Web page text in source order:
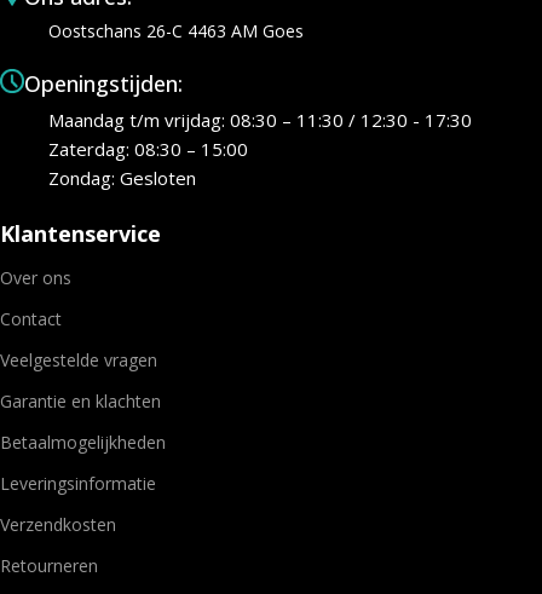
Oostschans 26-C 4463 AM Goes
Openingstijden:
Maandag t/m vrijdag: 08:30 – 11:30 / 12:30 - 17:30
Zaterdag: 08:30 – 15:00
Zondag: Gesloten
Klantenservice
Over ons
Contact
Veelgestelde vragen
Garantie en klachten
Betaalmogelijkheden
Leveringsinformatie
Verzendkosten
Retourneren